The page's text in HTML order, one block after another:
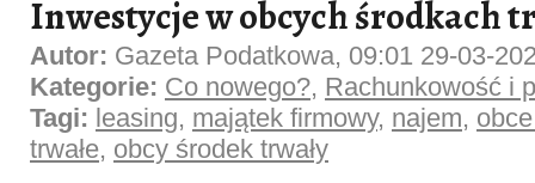
Inwestycje w obcych środkach
Autor: Gazeta Podatkowa, 09:01 29-03-
Kategorie: Co nowego?, Rachunkowość i
Tagi: leasing, majątek firmowy, najem,
trwałe, obcy środek trwały